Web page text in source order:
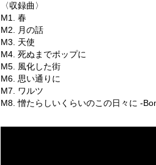
〈収録曲〉
M1. 春
M2. 月の話
M3. 天使
M4. 死ぬまでポップに
M5. 風化した街
M6. 思い通りに
M7. ワルツ
M8. 憎たらしいくらいのこの日々に -